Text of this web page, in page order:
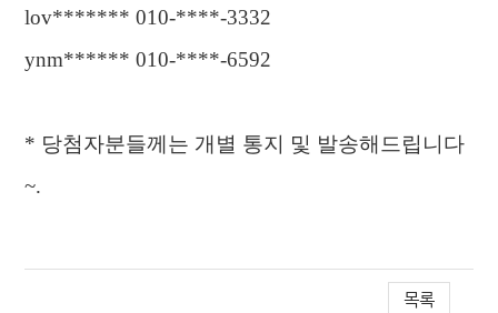
lov******* 010-****-3332
ynm****** 010-****-6592
* 당첨자분들께는 개별 통지 및 발송해드립니다
~.
목록